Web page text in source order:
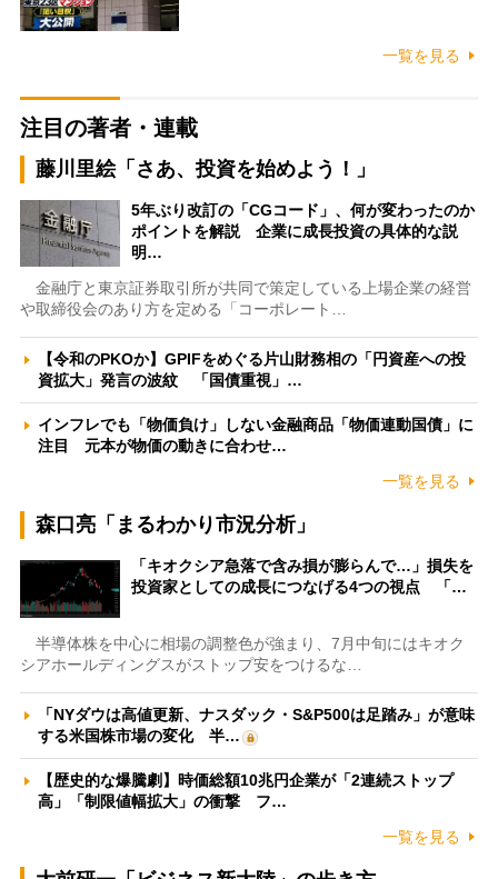
一覧を見る
注目の著者・連載
藤川里絵「さあ、投資を始めよう！」
5年ぶり改訂の「CGコード」、何が変わったのか
ポイントを解説 企業に成長投資の具体的な説
明…
金融庁と東京証券取引所が共同で策定している上場企業の経営
や取締役会のあり方を定める「コーポレート…
【令和のPKOか】GPIFをめぐる片山財務相の「円資産への投
資拡大」発言の波紋 「国債重視」…
インフレでも「物価負け」しない金融商品「物価連動国債」に
注目 元本が物価の動きに合わせ…
一覧を見る
森口亮「まるわかり市況分析」
「キオクシア急落で含み損が膨らんで…」損失を
投資家としての成長につなげる4つの視点 「…
半導体株を中心に相場の調整色が強まり、7月中旬にはキオク
シアホールディングスがストップ安をつけるな…
「NYダウは高値更新、ナスダック・S&P500は足踏み」が意味
する米国株市場の変化 半…
【歴史的な爆騰劇】時価総額10兆円企業が「2連続ストップ
高」「制限値幅拡大」の衝撃 フ…
一覧を見る